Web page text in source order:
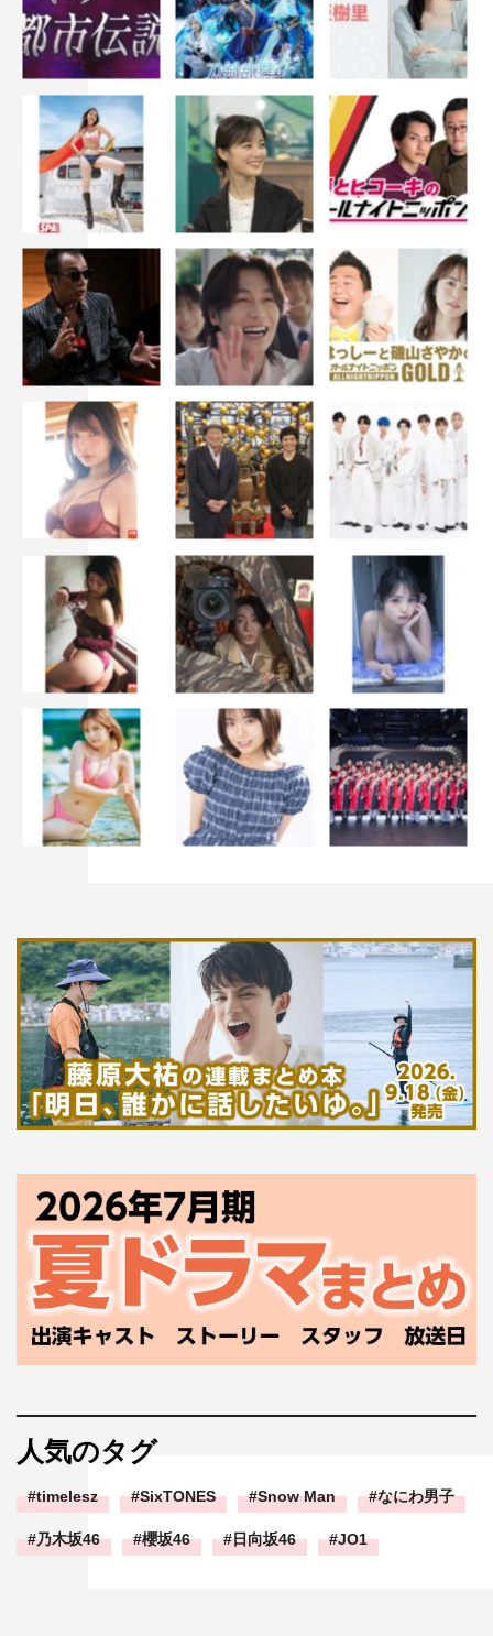
麗奈「僕だけを」THE FIRST TAKE STAGE
（セミファイナル映像：5/22（土）公開）
麗奈「ワンルーム」THE FIRST TAKE STAGE
（ファイナル映像：6/26（土）公開）
麗奈プロフィール
鹿児島県出身、20歳のシンガー・ソングライター。
家族の聴いていたフォークソングの影響を受け、9歳から
ギターを始める。
中学生の頃、作詞・作曲にチャレンジし、高校生からは鹿
「THE FIRST TAKE」が新たな才能を見つけるオーディシ
ョンプログラム「THE FIRST TAKE STAGE」で、全国各
地約5,000組以上集まった応募者の中から見事グランプリ
に輝いた。
影響を受けた主なアーティスト：RADWIMPS、YUI、長
渕剛、吉田拓郎、尾崎豊、etc.
https://www.youtube.com/user/reina02030923/featured
Twitter：https://twitter.com/0172reina
Instagram：https://www.instagram.com/0172reina/?hl=ja
TikTok：https://vt.tiktok.com/ZSJbmGK8h/
人気のタグ
timelesz SixTONES Snow Man なにわ男子
乃木坂46 櫻坂46 日向坂46 JO1